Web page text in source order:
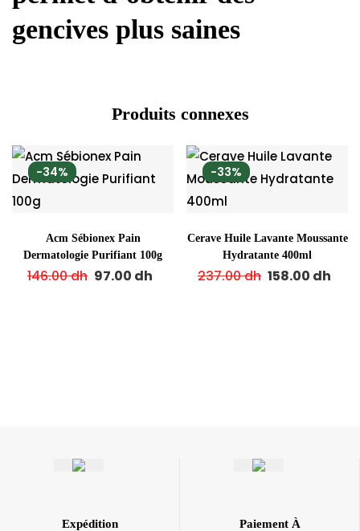
gencives plus saines
Produits connexes
-34%
Acm Sébionex Pain
Dermatologie Purifiant 100g
146.00dh 97.00 dh
-33%
Cerave Huile Lavante Moussante
Hydratante 400ml
237.00dh 158.00 dh
Paiement À
Expédition